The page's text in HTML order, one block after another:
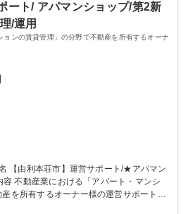
に立つ仕事を行います。 学歴・資格
学校 高校 語学力： 資格：宅地建物取引
ート/ アパマンショップ/第2新
/運用
ンの賃貸管理」の分野で不動産を所有するオーナ
を所有するオーナー様の運営サポートを